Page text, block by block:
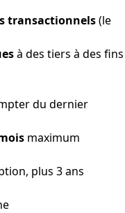
transactionnels(le
à des tiers à des fins
du dernier
maximum
plus 3 ans